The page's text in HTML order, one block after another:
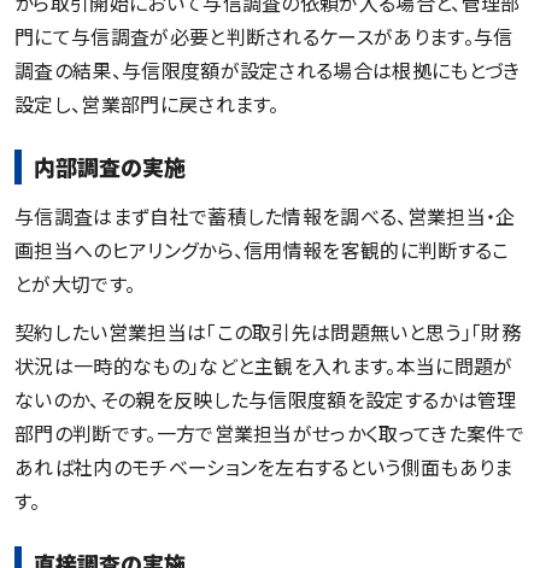
門にて与信調査が必要と判断されるケースがあります。与信
調査の結果、与信限度額が設定される場合は根拠にもとづき
設定し、営業部門に戻されます。
内部調査の実施
与信調査はまず自社で蓄積した情報を調べる、営業担当・企
画担当へのヒアリングから、信用情報を客観的に判断するこ
とが大切です。
契約したい営業担当は「この取引先は問題無いと思う」「財務
状況は一時的なもの」などと主観を入れます。本当に問題が
ないのか、その親を反映した与信限度額を設定するかは管理
部門の判断です。一方で営業担当がせっかく取ってきた案件で
あれば社内のモチベーションを左右するという側面もありま
す。